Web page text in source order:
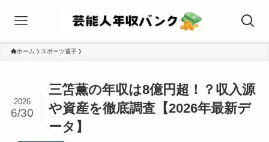
ホーム スポーツ選手
三笘薫の年収は8億円超！？収入源
や資産を徹底調査【2026年最新デ
ータ】
2026
6/30